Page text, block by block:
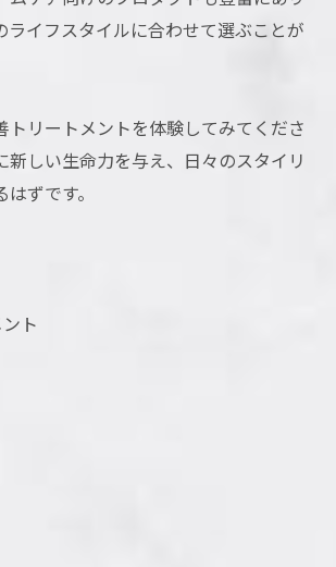
ライフスタイルに合わせて選ぶことが
トリートメントを体験してみてくださ
新しい生命力を与え、日々のスタイリ
ずです。
ト